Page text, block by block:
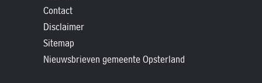
Contact
Disclaimer
Sitemap
Nieuwsbrieven gemeente Opsterland
gemeente